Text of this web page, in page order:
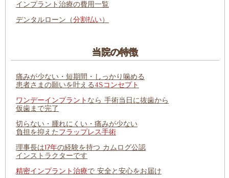
インプラント治療の費用一覧
デンタルローン（分割払い）
当院の特徴
痛みが少ない・短期間・しっかり噛める
患者さまの願いを叶える4Sコンセプト
ワンデーインプラント なら 手術当日に抜歯から
仮歯まで完了
切らない・腫れにくい・痛みが少ない
負担を抑えたフラップレス手術
理事長は17年の経験を持つ カムログ公認
インストラクターです
精密インプラント治療で 安全と安心をお届け